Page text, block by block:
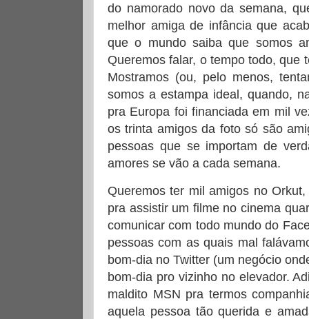
do namorado novo da semana,
melhor amiga de infância que
que o mundo saiba que somos
Queremos falar, o tempo todo, que
Mostramos (ou, pelo menos,
somos a estampa ideal, quando,
pra Europa foi financiada em mil
os trinta amigos da foto só são
pessoas que se importam de
amores se vão a cada semana.
Queremos ter mil amigos no
pra assistir um filme no cinema
comunicar com todo mundo do
pessoas com as quais mal
bom-dia no Twitter (um negócio
bom-dia pro vizinho no elevador.
maldito MSN pra termos
aquela pessoa tão querida e